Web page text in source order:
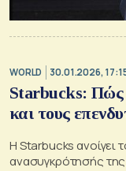
WORLD 30.01.2026,
Starbucks: Πώς
και τους
Η Starbucks ανοίγει
ανασυγκρότησής